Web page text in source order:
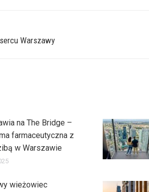
Warszawy
na The Bridge –
farmaceutyczna z
w Warszawie
wieżowiec